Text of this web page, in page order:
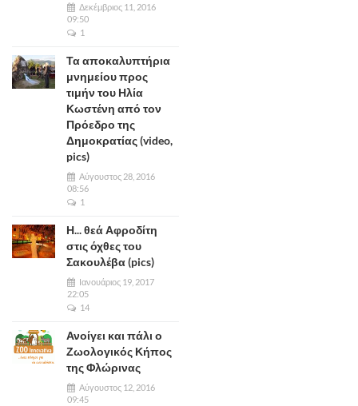
Δεκέμβριος 11, 2016
09:50
1
Τα αποκαλυπτήρια
μνημείου προς
τιμήν του Ηλία
Κωστένη από τον
Πρόεδρο της
Δημοκρατίας (video,
pics)
Αύγουστος 28, 2016
08:56
1
Η... θεά Αφροδίτη
στις όχθες του
Σακουλέβα (pics)
Ιανουάριος 19, 2017
22:05
14
Ανοίγει και πάλι ο
Ζωολογικός Κήπος
της Φλώρινας
Αύγουστος 12, 2016
09:45